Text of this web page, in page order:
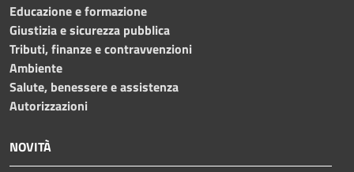
Educazione e formazione
Giustizia e sicurezza pubblica
Tributi, finanze e contravvenzioni
Ambiente
Salute, benessere e assistenza
Autorizzazioni
NOVITÀ